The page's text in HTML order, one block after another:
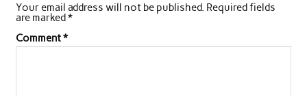
Your email address will not be published. Required fields
are marked*
Comment*